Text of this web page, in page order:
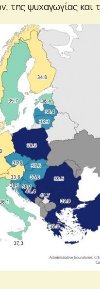
της ψυχαγωγίας και